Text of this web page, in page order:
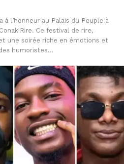
à l’honneur au Palais du Peuple à
Ce festival de rire,
une soirée riche en émotions et
humoristes…